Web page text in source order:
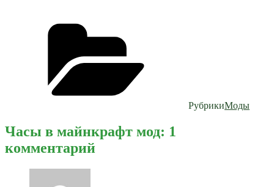
РубрикиМоды
Часы в майнкрафт мод: 1
комментарий